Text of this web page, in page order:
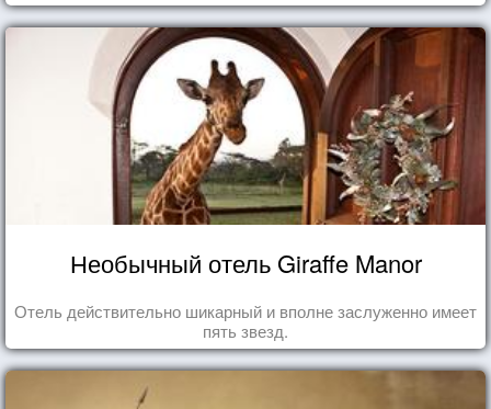
Необычный отель Giraffe Manor
Отель действительно шикарный и вполне заслуженно имеет
пять звезд.